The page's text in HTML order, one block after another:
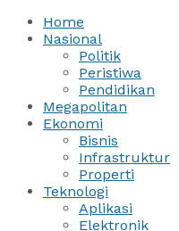
Home
Nasional
Politik
Peristiwa
Pendidikan
Megapolitan
Ekonomi
Bisnis
Infrastruktur
Properti
Teknologi
Aplikasi
Elektronik